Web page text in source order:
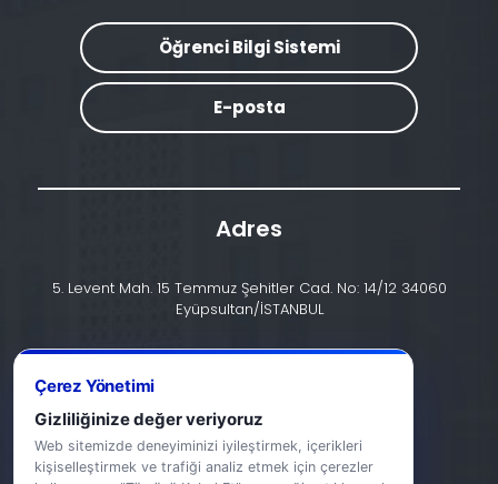
Öğrenci Bilgi Sistemi
E-posta
Adres
5. Levent Mah. 15 Temmuz Şehitler Cad. No: 14/12 34060
Eyüpsultan/İSTANBUL
info@halic.edu.tr
Çerez Yönetimi
Gizliliğinize değer veriyoruz
Web sitemizde deneyiminizi iyileştirmek, içerikleri
kişiselleştirmek ve trafiği analiz etmek için çerezler